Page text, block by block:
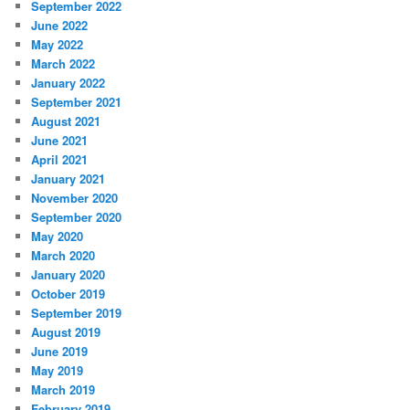
September 2022
June 2022
May 2022
March 2022
January 2022
September 2021
August 2021
June 2021
April 2021
January 2021
November 2020
September 2020
May 2020
March 2020
January 2020
October 2019
September 2019
August 2019
June 2019
May 2019
March 2019